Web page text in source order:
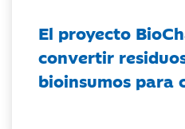
El proyecto
convertir
bioinsumos para